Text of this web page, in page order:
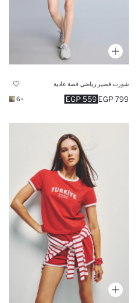
شورت قصير رياضي قصة عادية
559 EGP 799 EGP
+6